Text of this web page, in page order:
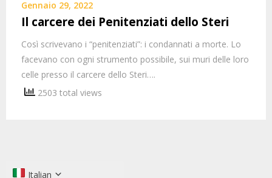
Gennaio 29, 2022
Il carcere dei Penitenziati dello Steri
Così scrivevano i “penitenziati”: i condannati a morte. Lo
facevano con ogni strumento possibile, sui muri delle loro
celle presso il carcere dello Steri….
2503 total views
Italian